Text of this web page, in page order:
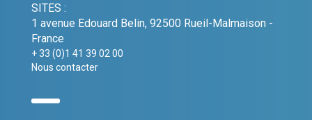
SITES :
1 avenue Edouard Belin, 92500 Rueil-Malmaison -
France
+ 33 (0)1 41 39 02 00
Nous contacter